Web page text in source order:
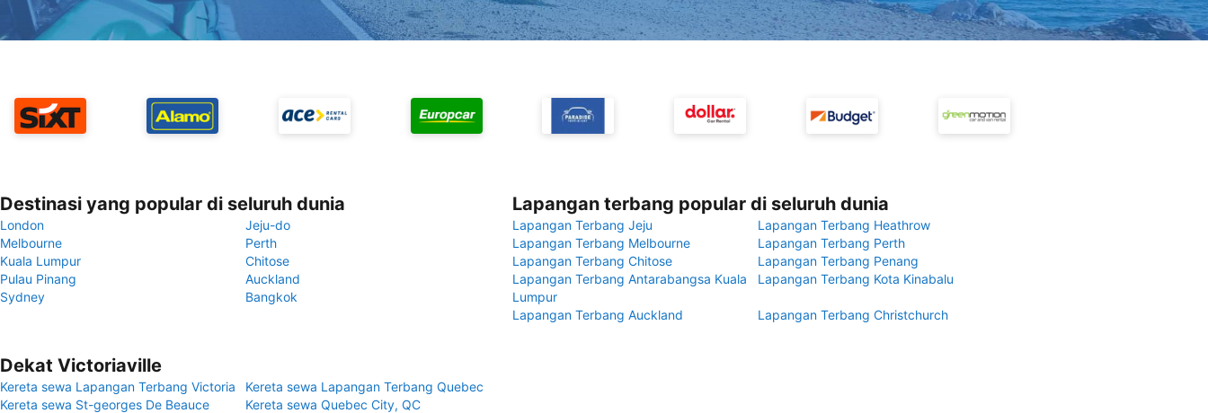
Destinasi yang popular di seluruh dunia
London
Jeju-do
Melbourne
Perth
Kuala Lumpur
Chitose
Pulau Pinang
Auckland
Sydney
Bangkok
Lapangan terbang popular di seluruh dunia
Lapangan Terbang Jeju
Lapangan Terbang Heathrow
Lapangan Terbang Melbourne
Lapangan Terbang Perth
Lapangan Terbang Chitose
Lapangan Terbang Penang
Lapangan Terbang Antarabangsa Kuala
Lumpur
Lapangan Terbang Kota Kinabalu
Lapangan Terbang Auckland Lapangan Terbang Christchurch
Dekat Victoriaville
Kereta sewa Lapangan Terbang Victoria
Kereta sewa Lapangan Terbang Quebec
Kereta sewa St-georges De Beauce
Kereta sewa Quebec City, QC